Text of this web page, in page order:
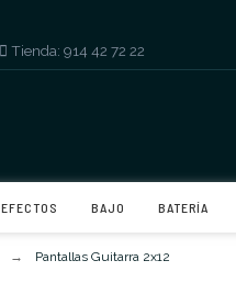
Tienda: 914 42 72 22
EFECTOS BAJO BATERÍA
Pantallas Guitarra 2x12